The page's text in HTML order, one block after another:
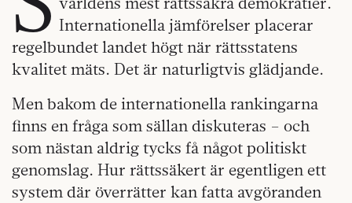
Internationella jämförelser placerar
regelbundet landet högt när rättsstatens
kvalitet mäts. Det är naturligtvis glädjande.
Men bakom de internationella rankingarna
finns en fråga som sällan diskuteras – och
som nästan aldrig tycks få något politiskt
genomslag. Hur rättssäkert är egentligen ett
system där överrätter kan fatta avgöranden